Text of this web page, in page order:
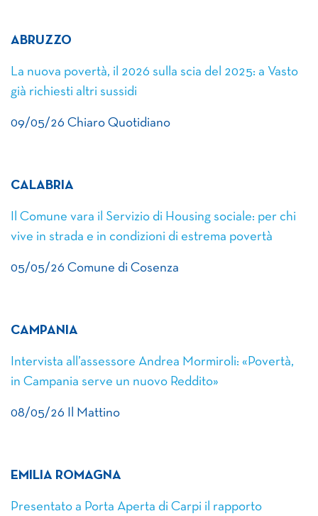
ABRUZZO
La nuova povertà, il 2026 sulla scia del 2025: a Vasto
già richiesti altri sussidi
09/05/26 Chiaro Quotidiano
CALABRIA
Il Comune vara il Servizio di Housing sociale: per chi
vive in strada e in condizioni di estrema povertà
05/05/26 Comune di Cosenza
CAMPANIA
Intervista all’assessore Andrea Mormiroli: «Povertà,
in Campania serve un nuovo Reddito»
08/05/26 Il Mattino
EMILIA ROMAGNA
Presentato a Porta Aperta di Carpi il rapporto